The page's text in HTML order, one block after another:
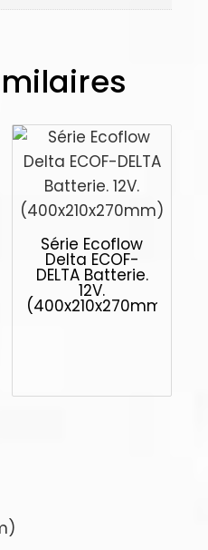
Série Ecoflow
Delta ECOF-
DELTA Batterie.
12V.
(400x210x270mm)